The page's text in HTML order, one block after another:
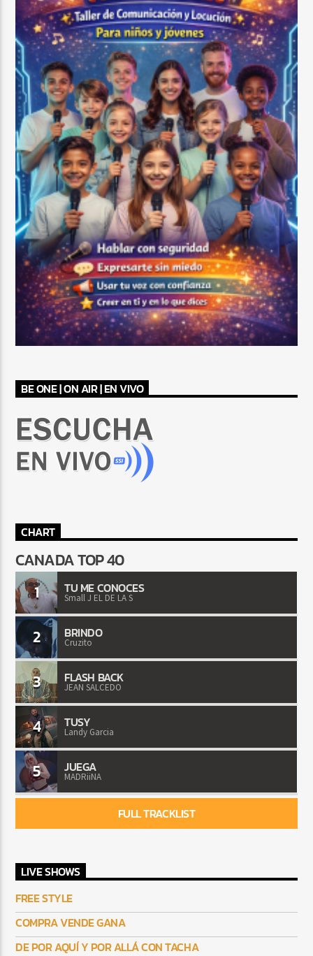
BE ONE | ON AIR | EN VIVO
CHART
CANADA TOP 40
1 TU ME CONOCES
Small J EL DE LA S
2 BRINDO
Cruzito
3 FLASH BACK
JEAN SALCEDO
4 TUSY
Landy Garcia
5 JUEGA
MADRiiNA
FULL TRACKLIST
LIVE SHOWS
FREE STYLE
COMPRA VENDE GANA
DE POR AQUÍ Y POR ALLÁ CON TACHA